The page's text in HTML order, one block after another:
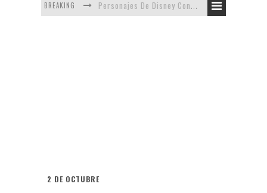
BREAKING Personajes De Disney Con Vestuarios Contemporáneos
2 DE OCTUBRE